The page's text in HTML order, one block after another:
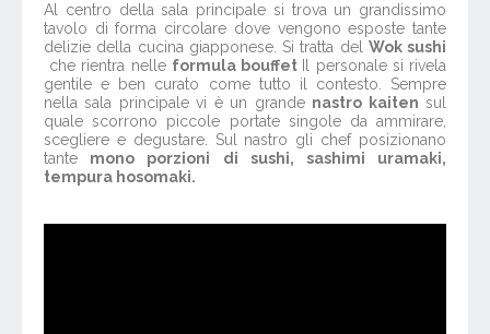
Al centro della sala principale si trova un grandissimo
tavolo di forma circolare dove vengono esposte tante
delizie della cucina giapponese. Si tratta del Wok sushi
che rientra nelle formula bouffet Il personale si rivela
gentile e ben curato come tutto il contesto. Sempre
nella sala principale vi è un grande nastro kaiten sul
quale scorrono piccole portate singole da ammirare,
scegliere e degustare. Sul nastro gli chef posizionano
tante mono porzioni di sushi, sashimi uramaki,
tempura hosomaki.